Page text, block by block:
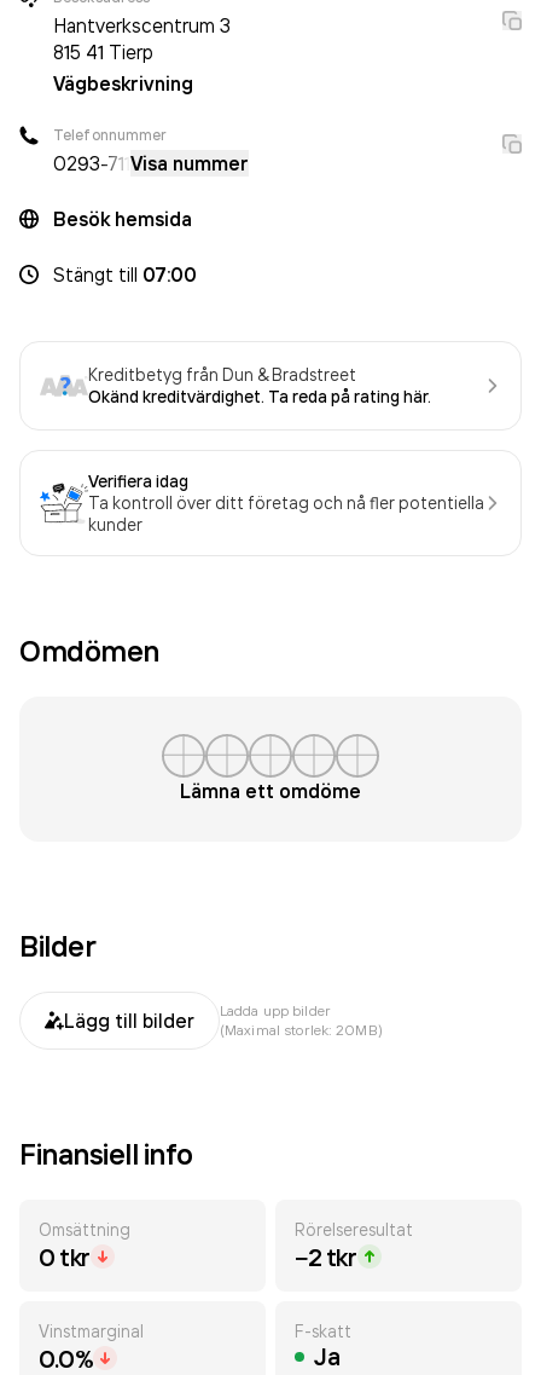
Hantverkscentrum 3
815 41 Tierp
Vägbeskrivning
Telefonnummer
0293-711Visa nummer
Besök hemsida
Stängt till 07:00
Kreditbetyg från Dun & Bradstreet
Okänd kreditvärdighet. Ta reda på rating här.
Verifiera idag
Ta kontroll över ditt företag och nå fler potentiella
kunder
Omdömen
Lämna ett omdöme
Bilder
Lägg till bilder
Ladda upp bilder
(Maximal storlek: 20MB)
Finansiell info
Omsättning
0 tkr
Rörelseresultat
−2 tkr
Vinstmarginal
0.0%
F-skatt
Ja